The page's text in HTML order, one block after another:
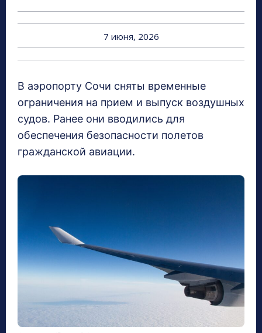
7 июня, 2026
В аэропорту Сочи сняты временные
ограничения на прием и выпуск воздушных
судов. Ранее они вводились для
обеспечения безопасности полетов
гражданской авиации.